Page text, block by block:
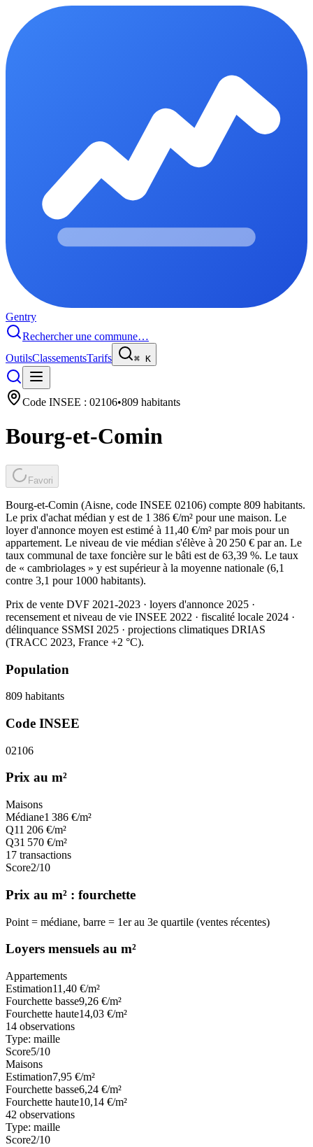
Gentry
Rechercher une commune…
OutilsClassementsTarifs ⌘ K
Code INSEE : 02106•809 habitants
Bourg-et-Comin
Favori
Bourg-et-Comin (Aisne, code INSEE 02106) compte 809 habitants.
Le prix d'achat médian y est de 1 386 €/m² pour une maison. Le
loyer d'annonce moyen est estimé à 11,40 €/m² par mois pour un
appartement. Le niveau de vie médian s'élève à 20 250 € par an. Le
taux communal de taxe foncière sur le bâti est de 63,39 %. Le taux
de « cambriolages » y est supérieur à la moyenne nationale (6,1
contre 3,1 pour 1000 habitants).
Prix de vente DVF 2021-2023 · loyers d'annonce 2025 ·
recensement et niveau de vie INSEE 2022 · fiscalité locale 2024 ·
délinquance SSMSI 2025 · projections climatiques DRIAS
(TRACC 2023, France +2 °C).
Population
809 habitants
Code INSEE
02106
Prix au m²
Maisons
Médiane1 386 €/m²
Q11 206 €/m²
Q31 570 €/m²
17 transactions
Score2/10
Prix au m² : fourchette
Point = médiane, barre = 1er au 3e quartile (ventes récentes)
Loyers mensuels au m²
Appartements
Estimation11,40 €/m²
Fourchette basse9,26 €/m²
Fourchette haute14,03 €/m²
14 observations
Type: maille
Score5/10
Maisons
Estimation7,95 €/m²
Fourchette basse6,24 €/m²
Fourchette haute10,14 €/m²
42 observations
Type: maille
Score2/10